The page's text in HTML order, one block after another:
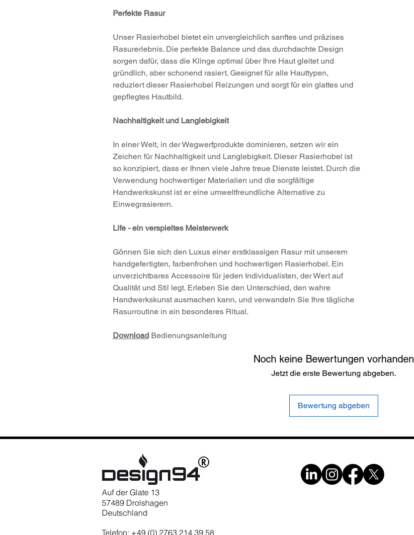
Perfekte Rasur
Unser Rasierhobel bietet ein unvergleichlich sanftes und präzises
Rasurerlebnis. Die perfekte Balance und das durchdachte Design
sorgen dafür, dass die Klinge optimal über Ihre Haut gleitet und
gründlich, aber schonend rasiert. Geeignet für alle Hauttypen,
reduziert dieser Rasierhobel Reizungen und sorgt für ein glattes und
gepflegtes Hautbild.
Nachhaltigkeit und Langlebigkeit
In einer Welt, in der Wegwerfprodukte dominieren, setzen wir ein
Zeichen für Nachhaltigkeit und Langlebigkeit. Dieser Rasierhobel ist
so konzipiert, dass er Ihnen viele Jahre treue Dienste leistet. Durch die
Verwendung hochwertiger Materialien und die sorgfältige
Handwerkskunst ist er eine umweltfreundliche Alternative zu
Einwegrasierern.
Life - ein verspieltes Meisterwerk
Gönnen Sie sich den Luxus einer erstklassigen Rasur mit unserem
handgefertigten, farbenfrohen und hochwertigen Rasierhobel. Ein
unverzichtbares Accessoire für jeden Individualisten, der Wert auf
Qualität und Stil legt. Erleben Sie den Unterschied, den wahre
Handwerkskunst ausmachen kann, und verwandeln Sie Ihre tägliche
Rasurroutine in ein besonderes Ritual.
Download Bedienungsanleitung
Noch keine Bewertungen vorhanden
Jetzt die erste Bewertung abgeben.
Bewertung abgeben
Auf der Glate 13
57489 Drolshagen
Deutschland
Telefon: +49 (0) 2763 214 39 58